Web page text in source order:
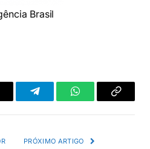
Brasil
TelegramWhatsAppCopiar
PRÓXIMO ARTIGO